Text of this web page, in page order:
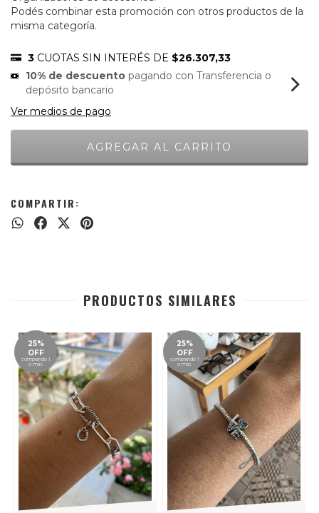
Podés combinar esta promoción con otros productos de la
misma categoría.
3 CUOTAS SIN INTERÉS DE $26.307,33
10% de descuento pagando con Transferencia o
depósito bancario
Ver medios de pago
COMPARTIR:
PRODUCTOS SIMILARES
25%
OFF
comprando 1
o más
25%
OFF
comprando 1
o más